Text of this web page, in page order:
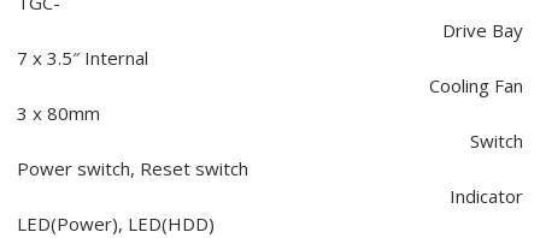
Drive Bay
7 x 3.5″ Internal
Cooling Fan
3 x 80mm
Switch
Power switch, Reset switch
Indicator
LED(Power), LED(HDD)